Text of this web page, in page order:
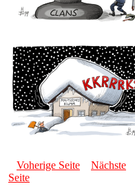
Voherige Seite
Nächste
Seite